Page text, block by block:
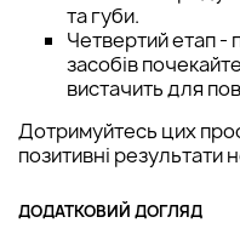
та губи.
Четвертий етап -
засобів
вистачить для
Дотримуйтесь цих
позитивні результати
ДОДАТКОВИЙ ДОГЛЯД